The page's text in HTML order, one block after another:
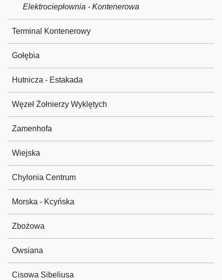
Elektrociepłownia - Kontenerowa
Terminal Kontenerowy
Gołębia
Hutnicza - Estakada
Węzeł Żołnierzy Wyklętych
Zamenhofa
Wiejska
Chylonia Centrum
Morska - Kcyńska
Zbożowa
Owsiana
Cisowa Sibeliusa